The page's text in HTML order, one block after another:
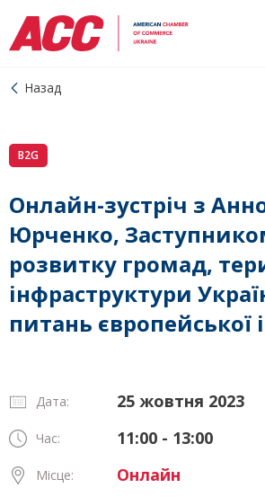
Назад
B2G
Онлайн-зустріч з
Юрченко,
розвитку громад,
інфраструктури
питань європейської
Дата: 25 жовтня 2023
Час: 11:00 - 13:00
Місце: Онлайн